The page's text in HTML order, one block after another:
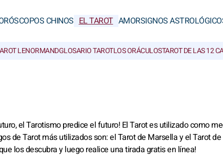
CHINOS EL TAROT AMORSIGNOS
LENORMANDGLOSARIO TAROTLOS ORÁCULOSTAROT DE LAS 12
el Tarotismo predice el futuro! El Tarot es utilizado como
de Tarot más utilizados son: el Tarot de Marsella y el Tarot
los descubra y luego realice una tirada gratis en línea!